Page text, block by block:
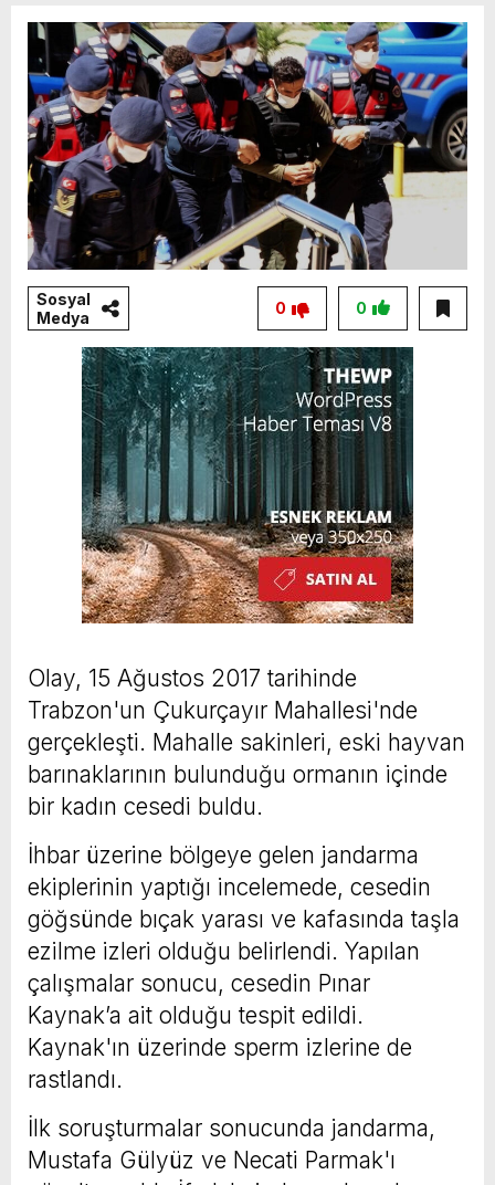
Sosyal
Medya
0
0
Olay, 15 Ağustos 2017 tarihinde
Trabzon'un Çukurçayır Mahallesi'nde
gerçekleşti. Mahalle sakinleri, eski hayvan
barınaklarının bulunduğu ormanın içinde
bir kadın cesedi buldu.
İhbar üzerine bölgeye gelen jandarma
ekiplerinin yaptığı incelemede, cesedin
göğsünde bıçak yarası ve kafasında taşla
ezilme izleri olduğu belirlendi. Yapılan
çalışmalar sonucu, cesedin Pınar
Kaynak’a ait olduğu tespit edildi.
Kaynak'ın üzerinde sperm izlerine de
rastlandı.
İlk soruşturmalar sonucunda jandarma,
Mustafa Gülyüz ve Necati Parmak'ı